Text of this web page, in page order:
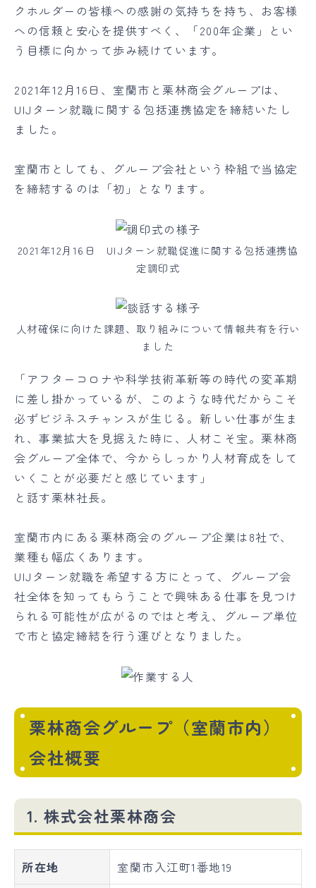
クホルダーの皆様への感謝の気持ちを持ち、お客様
への信頼と安心を提供すべく、「200年企業」とい
う目標に向かって歩み続けています。
2021年12月16日、室蘭市と栗林商会グループは、
UIJターン就職に関する包括連携協定を締結いたし
ました。
室蘭市としても、グループ会社という枠組で当協定
を締結するのは「初」となります。
2021年12月16日 UIJターン就職促進に関する包括連携協
定調印式
人材確保に向けた課題、取り組みについて情報共有を行い
ました
「アフターコロナや科学技術革新等の時代の変革期
に差し掛かっているが、このような時代だからこそ
必ずビジネスチャンスが生じる。新しい仕事が生ま
れ、事業拡大を見据えた時に、人材こそ宝。栗林商
会グループ全体で、今からしっかり人材育成をして
いくことが必要だと感じています」
と話す栗林社長。
室蘭市内にある栗林商会のグループ企業は8社で、
業種も幅広くあります。
UIJターン就職を希望する方にとって、グループ会
社全体を知ってもらうことで興味ある仕事を見つけ
られる可能性が広がるのではと考え、グループ単位
で市と協定締結を行う運びとなりました。
栗林商会グループ（室蘭市内）
会社概要
1. 株式会社栗林商会
所在地 室蘭市入江町1番地19